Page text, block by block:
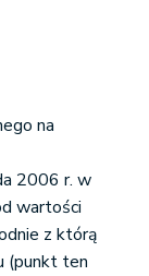
na
2006 r. w
wartości
z którą
(punkt ten